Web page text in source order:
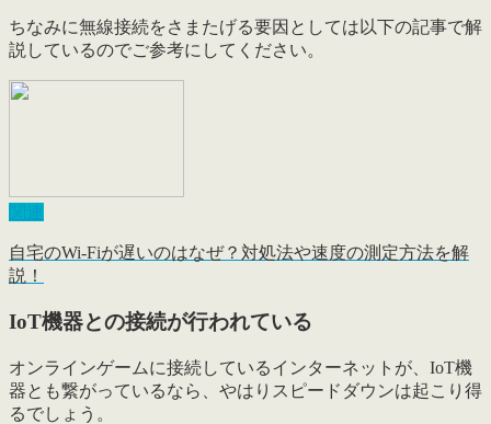
ちなみに無線接続をさまたげる要因としては以下の記事で解
説しているのでご参考にしてください。
関連
自宅のWi-Fiが遅いのはなぜ？対処法や速度の測定方法を解
説！
IoT機器との接続が行われている
オンラインゲームに接続しているインターネットが、 IoT機
器とも繋がっているなら、やはりスピードダウンは起こり得
るでしょう。